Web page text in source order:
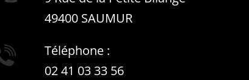
49400 SAUMUR
Téléphone :
02 41 03 33 56